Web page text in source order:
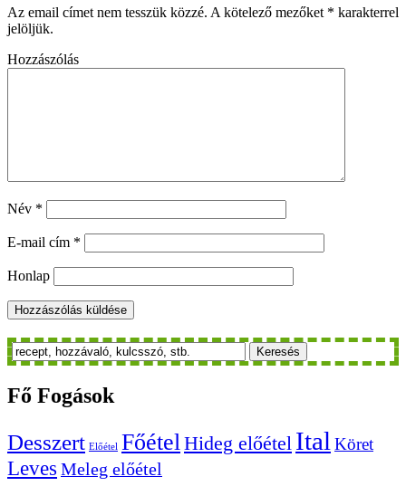
Az email címet nem tesszük közzé. A kötelező mezőket * karakterrel
jelöljük.
Hozzászólás
Név *
E-mail cím *
Honlap
Keresés
Fő Fogások
Desszert Előétel FőételHideg előétel Ital Köret
Leves Meleg előétel